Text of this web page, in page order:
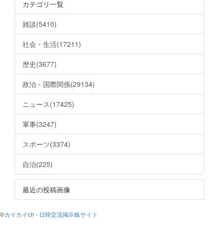
カテゴリ一覧
雑談(5410)
社会・生活(17211)
歴史(3677)
政治・国際関係(29134)
ニュース(17425)
軍事(3247)
スポーツ(3374)
自治(225)
最近の投稿画像
©カイカイch - 日韓交流掲示板サイト